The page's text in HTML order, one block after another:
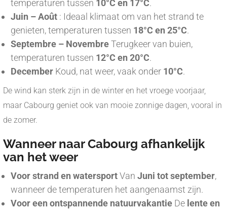
temperaturen tussen 10°C en 17°C.
Juin – Août : Ideaal klimaat om van het strand te
genieten, temperaturen tussen 18°C en 25°C.
Septembre – NovembreTerugkeer van buien,
temperaturen tussen 12°C en 20°C.
December Koud, nat weer, vaak onder 10°C.
De wind kan sterk zijn in de winter en het vroege voorjaar,
maar Cabourg geniet ook van mooie zonnige dagen, vooral in
de zomer.
Wanneer naar Cabourg afhankelijk
van het weer
Voor strand en watersportVan Juni tot september,
wanneer de temperaturen het aangenaamst zijn.
Voor een ontspannende natuurvakantie De lente en